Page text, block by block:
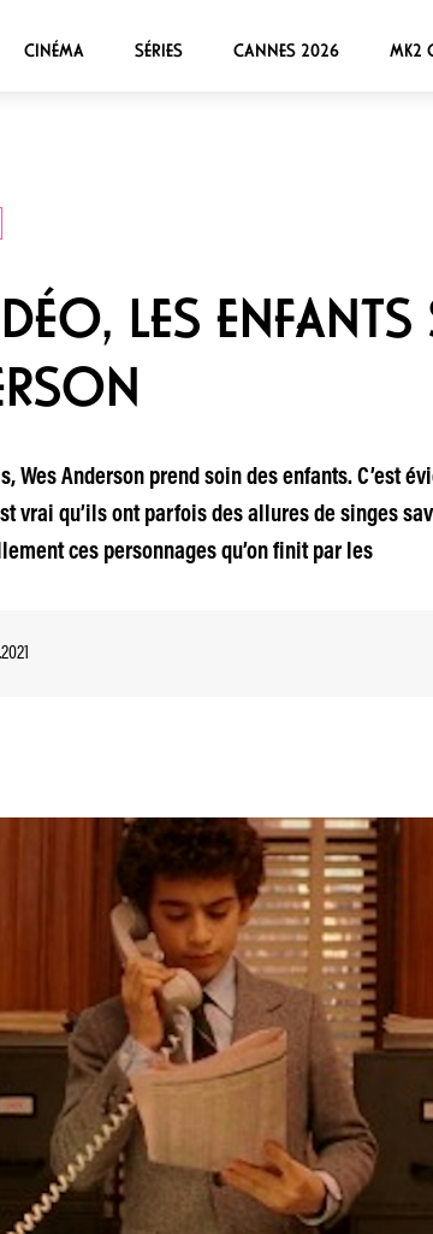
CINÉMA SÉRIES CANNES 2026 MK2
LES ENFANTS
Wes Anderson prend soin des enfants. C’est
vrai qu’ils ont parfois des allures de singes
ces personnages qu’on finit par les